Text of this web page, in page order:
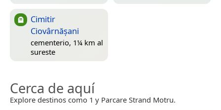
Cimitir
Ciovârnășani
cementerio, 1¼ km al
sureste
Cerca de aquí
Explore destinos como 1 y Parcare Strand Motru.